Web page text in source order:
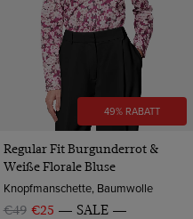
49% RABATT
Regular Fit Burgunderrot &
Weiße Florale Bluse
Knopfmanschette, Baumwolle
€49 €25 SALE